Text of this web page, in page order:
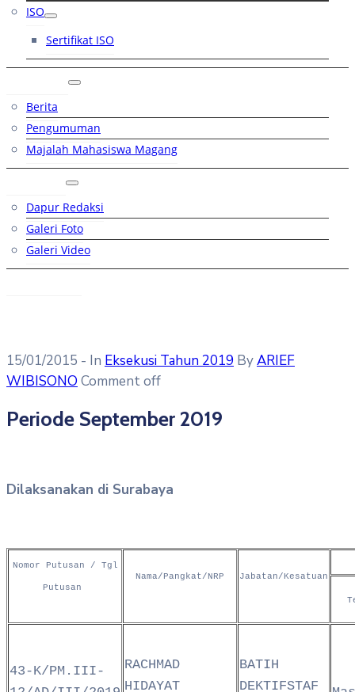
ISO
Sertifikat ISO
Berita
Pengumuman
Majalah Mahasiswa Magang
Dapur Redaksi
Galeri Foto
Galeri Video
15/01/2015 - In Eksekusi Tahun 2019 ByARIEF
WIBISONO Comment off
Periode September 2019
Dilaksanakan di Surabaya
Nomor Putusan / Tgl
Putusan
Nama/Pangkat/NRP Jabatan/Kesatuan
43-K/PM.III-
RACHMAD
HIDAYAT
BATIH
DEKTIFSTAF